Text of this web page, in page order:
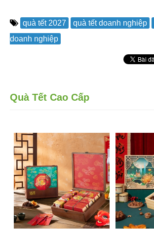
quà tết 2027 quà tết doanh nghiệp
doanh nghiệp
Quà Tết Cao Cấp